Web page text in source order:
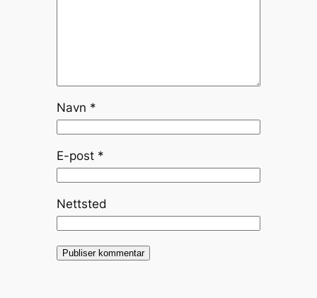
Navn *
E-post *
Nettsted